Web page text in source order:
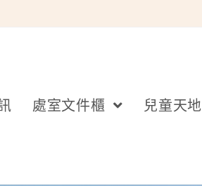
處室文件櫃 兒童天地